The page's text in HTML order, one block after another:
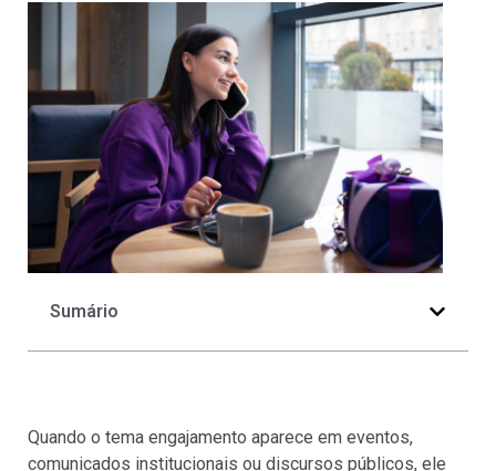
Sumário
Quando o tema engajamento aparece em eventos,
comunicados institucionais ou discursos públicos, ele